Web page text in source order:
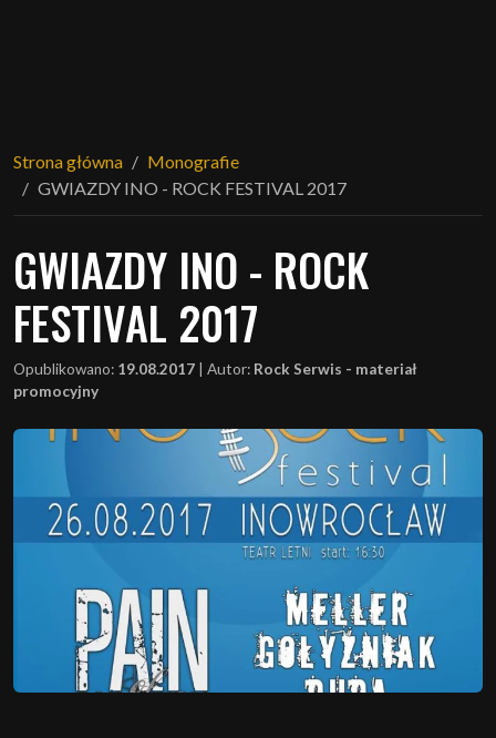
Strona główna
Monografie
GWIAZDY INO - ROCK FESTIVAL 2017
GWIAZDY INO - ROCK
FESTIVAL 2017
Opublikowano: 19.08.2017 Autor: Rock Serwis - materiał
promocyjny